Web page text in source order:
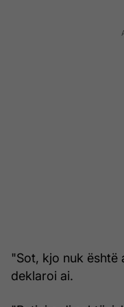
"Sot, kjo nuk është
deklaroi ai.